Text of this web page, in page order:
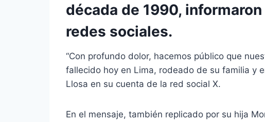
década de 1990,
redes sociales.
“Con profundo dolor, hacemos público que
fallecido hoy en Lima, rodeado de su familia y
Llosa en su cuenta de la red social X.
En el mensaje, también replicado por su hija